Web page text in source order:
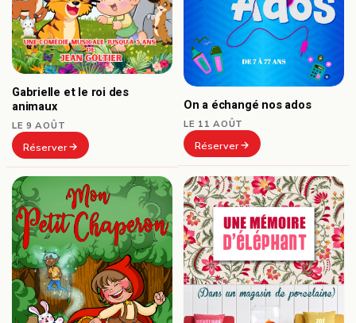
Gabrielle et le roi des
animaux
LE 9 AOÛT
Réserver
On a échangé nos ados
LE 11 AOÛT
Réserver